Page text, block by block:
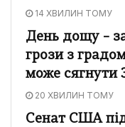
14 ХВИЛИН ТОМУ
День дощу –
грози з
може сягнути
20 ХВИЛИН ТОМУ
Сенат США